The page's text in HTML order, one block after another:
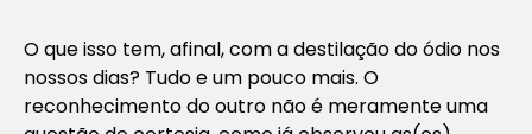
O que isso tem, afinal, com a destilação do ódio nos
nossos dias? Tudo e um pouco mais. O
reconhecimento do outro não é meramente uma